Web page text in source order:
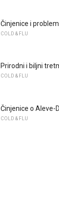
Činjenice i
COLD & FLU
Prirodni i biljni
COLD & FLU
Činjenice o Aleve-
COLD & FLU